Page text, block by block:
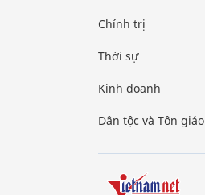
Chính trị
Thời sự
Kinh doanh
Dân tộc và Tôn giáo